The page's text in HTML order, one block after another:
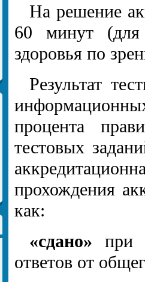
На решение
60 минут (для
здоровья по
Результат
процента
тестовых
прохождения
как:
«сдано» при
ответов от